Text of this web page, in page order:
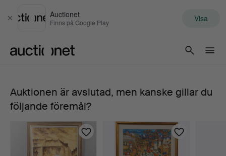
Stäng
Auctionet
Finns på Google Play Visa
LITEN
ESS-
TUBA,
Auktionen är avslutad, men kanske gillar du
följande föremål?